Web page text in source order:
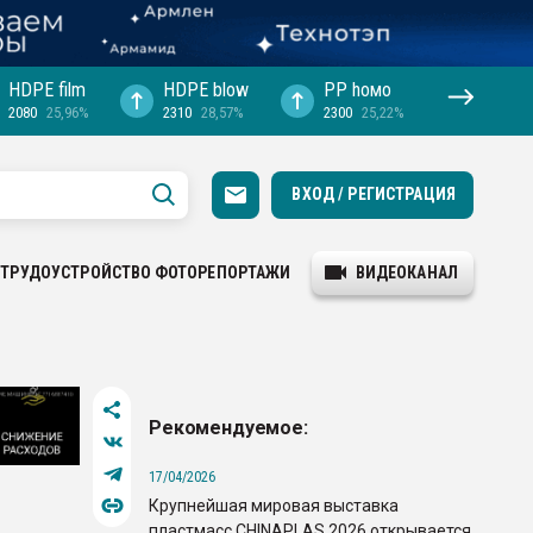
HDPE film
2080 25,96%
HDPE blow
2310 28,57%
PP hомо
2300 25,22%
ВХОД / РЕГИСТРАЦИЯ
ТРУДОУСТРОЙСТВО ФОТОРЕПОРТАЖИ ВИДЕОКАНАЛ
Рекомендуемое:
17/04/2026
Крупнейшая мировая выставка